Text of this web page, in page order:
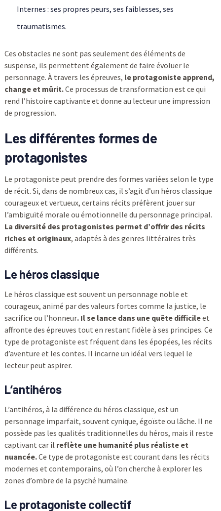
Internes : ses propres peurs, ses faiblesses, ses
traumatismes.
Ces obstacles ne sont pas seulement des éléments de
suspense, ils permettent également de faire évoluer le
personnage. À travers les épreuves, le protagoniste apprend,
change et mûrit.Ce processus de transformation est ce qui
rend l’histoire captivante et donne au lecteur une impression
de progression.
Les différentes formes de
protagonistes
Le protagoniste peut prendre des formes variées selon le type
de récit. Si, dans de nombreux cas, il s’agit d’un héros classique
courageux et vertueux, certains récits préfèrent jouer sur
l’ambiguïté morale ou émotionnelle du personnage principal.
La diversité des protagonistes permet d’offrir des récits
riches et originaux, adaptés à des genres littéraires très
différents.
Le héros classique
Le héros classique est souvent un personnage noble et
courageux, animé par des valeurs fortes comme la justice, le
sacrifice ou l’honneur. Il se lance dans une quête difficileet
affronte des épreuves tout en restant fidèle à ses principes. Ce
type de protagoniste est fréquent dans les épopées, les récits
d’aventure et les contes. Il incarne un idéal vers lequel le
lecteur peut aspirer.
L’antihéros
L’antihéros, à la différence du héros classique, est un
personnage imparfait, souvent cynique, égoïste ou lâche. Il ne
possède pas les qualités traditionnelles du héros, mais il reste
captivant car il reflète une humanité plus réaliste et
nuancée.Ce type de protagoniste est courant dans les récits
modernes et contemporains, où l’on cherche à explorer les
zones d’ombre de la psyché humaine.
Le protagoniste collectif